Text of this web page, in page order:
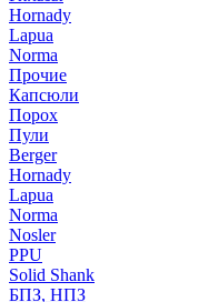
Hornady
Lapua
Norma
Прочие
Капсюли
Порох
Пули
Berger
Hornady
Lapua
Norma
Nosler
PPU
Solid Shank
БПЗ, НПЗ